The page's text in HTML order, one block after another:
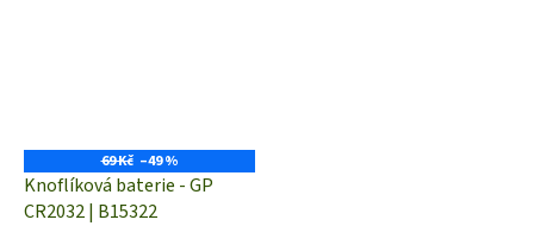
69 Kč –49 %
Knoflíková baterie - GP
CR2032 | B15322